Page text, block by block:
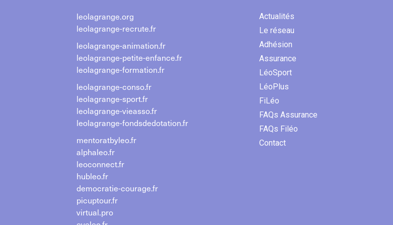
leolagrange.org
leolagrange-recrute.fr
leolagrange-animation.fr
leolagrange-petite-enfance.fr
leolagrange-formation.fr
leolagrange-conso.fr
leolagrange-sport.fr
leolagrange-vieasso.fr
leolagrange-fondsdedotation.fr
mentoratbyleo.fr
alphaleo.fr
leoconnect.fr
hubleo.fr
democratie-courage.fr
picuptour.fr
virtual.pro
Actualités
Le réseau
Adhésion
Assurance
LéoSport
LéoPlus
FiLéo
FAQs Assurance
FAQs Filéo
Contact